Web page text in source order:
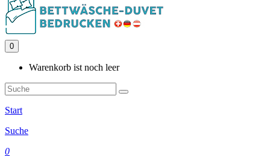
0
Warenkorb ist noch leer
Start
Suche
0